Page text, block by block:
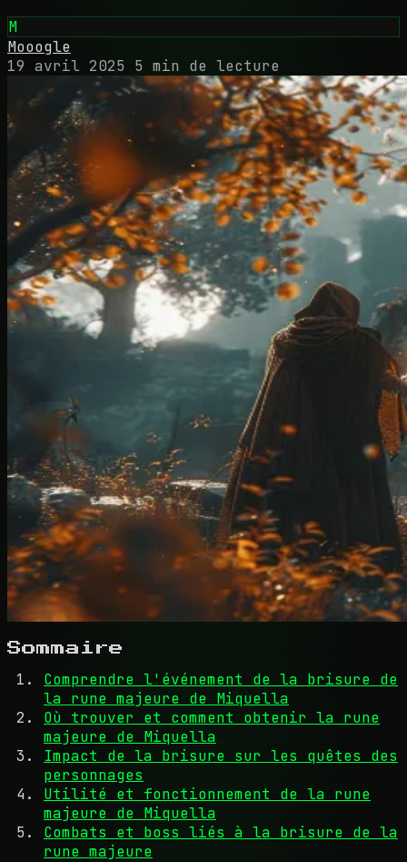
M
Mooogle
19 avril 2025
5 min de lecture
Sommaire
Comprendre l'événement de la brisure de
la rune majeure de Miquella
Où trouver et comment obtenir la rune
majeure de Miquella
Impact de la brisure sur les quêtes des
personnages
Utilité et fonctionnement de la rune
majeure de Miquella
Combats et boss liés à la brisure de la
rune majeure